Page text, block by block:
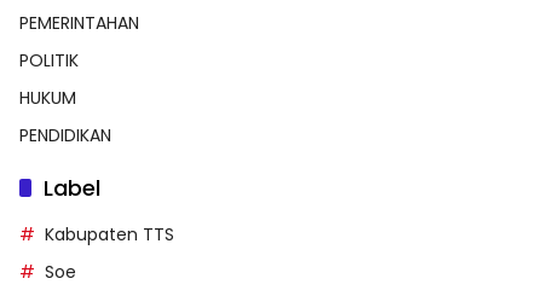
PEMERINTAHAN
POLITIK
HUKUM
PENDIDIKAN
Label
Kabupaten TTS
Soe